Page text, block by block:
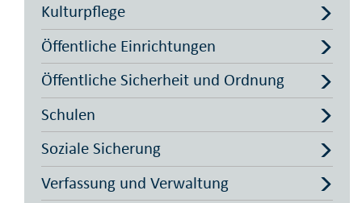
Kulturpflege
Öffentliche Einrichtungen
Öffentliche Sicherheit und Ordnung
Schulen
Soziale Sicherung
Verfassung und Verwaltung